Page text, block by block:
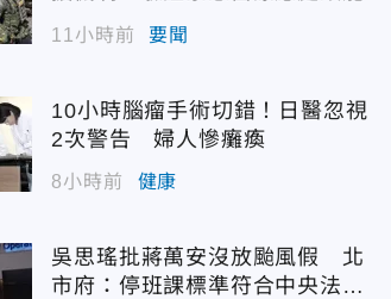
11小時前 要聞
10小時腦瘤手術切錯！日醫忽視
2次警告 婦人慘癱瘓
8小時前 健康
吳思瑤批蔣萬安沒放颱風假 北
市府：停班課標準符合中央法